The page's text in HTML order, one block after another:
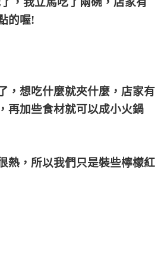
的喔!
，想吃什麼就夾什麼，店家有
再加些食材就可以成小火鍋
熱，所以我們只是裝些檸檬紅